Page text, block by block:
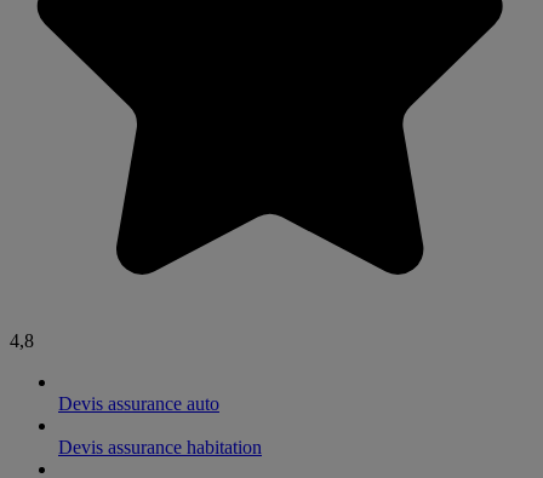
4,8
Devis assurance auto
Devis assurance habitation